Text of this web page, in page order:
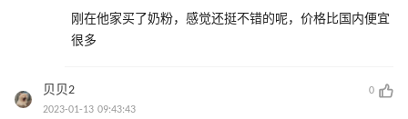
刚在他家买了奶粉，感觉还挺不错的呢，价格比国内便宜
很多
贝贝2
0
2023-01-13 09:43:43